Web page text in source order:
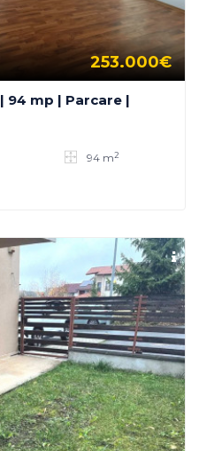
253.000€
94 mp | Parcare |
94 m2